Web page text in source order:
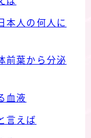
本人の何人に
前葉から分泌
血液
言えば